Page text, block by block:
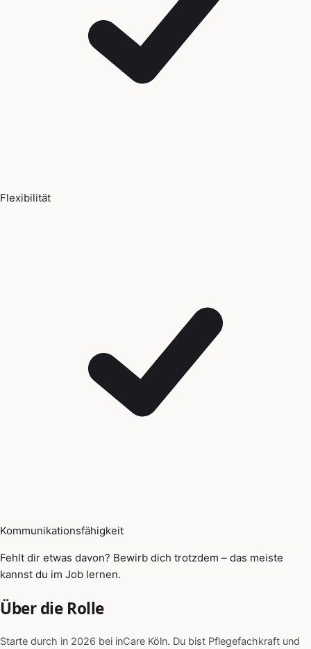
Flexibilität
Kommunikationsfähigkeit
Fehlt dir etwas davon? Bewirb dich trotzdem – das meiste
kannst du im Job lernen.
Über die Rolle
Starte durch in 2026 bei inCare Köln. Du bist Pflegefachkraft und